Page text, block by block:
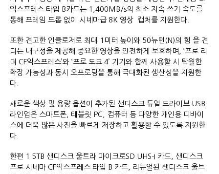
익스프레스 타입 B카드는 1,400MB/s의 최소 지속 쓰기 속도를
통해 프레임 드롭 없이 시네마급 8K 영상 캡처를 지원한다.
또한 견고한 인클로저로 최대 1미터 높이와 50뉴턴(N)의 힘 을 견
디는 내구성을 제공해 중요한 영상을 안전하게 보호하며, ‘프로 리
더 CF익스프레스’와 ‘프로 도크 4’ 기기와 함께 사용할 시 탁월한
확장 가능성과 동시 오프로딩을 통해 극대화된 생산성을 지원한
다.
새로운 색상 및 용량 옵션이 추가된 샌디스크 듀얼 드라이브 USB
라인업은 스마트폰, 태블릿 PC, 컴퓨터 등 다양한 개인용 디바이
스에 더욱 많은 사진을 빠르게 저장하고 활용할 수 있도록 지원한
다.
한편 1.5TB 샌디스크 울트라 마이크로SD UHS-I 카드, 샌디스크
프로 시네마 CF익스프레스 타입 B 카드, 리뉴얼된 샌디스크 울트